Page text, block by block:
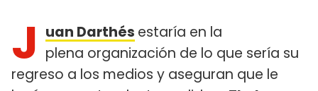
J uan Darthés estaría en la
plena organización de lo que sería su
regreso a los medios y aseguran que le